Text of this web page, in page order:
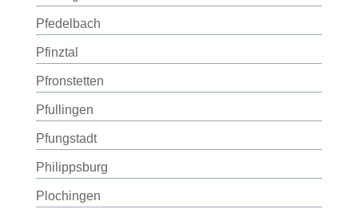
Pfedelbach
Pfinztal
Pfronstetten
Pfullingen
Pfungstadt
Philippsburg
Plochingen